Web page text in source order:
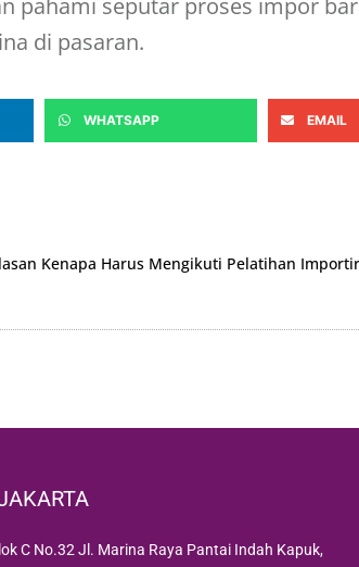
di pasaran.
WHATSAPP EMAIL
Kenapa Harus Mengikuti Pelatihan
C No.32 Jl. Marina Raya Pantai Indah Kapuk,